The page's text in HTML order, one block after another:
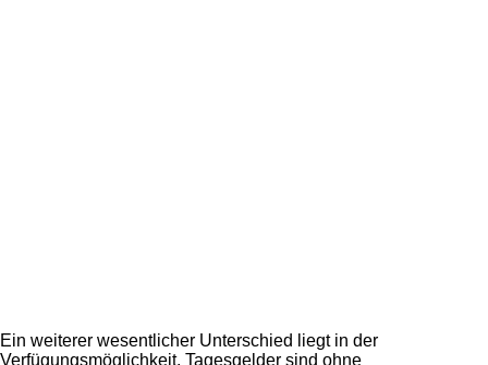
Ein weiterer wesentlicher Unterschied liegt in der
Verfügungsmöglichkeit. Tagesgelder sind ohne